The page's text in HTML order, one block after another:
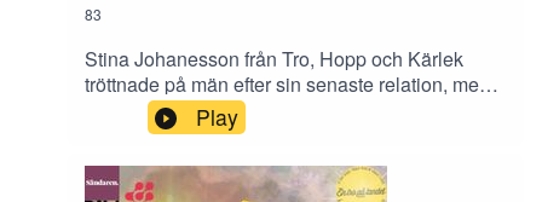
83
Stina Johanesson från Tro, Hopp och Kärlek
tröttnade på män efter sin senaste relation, men
hennes barnlängtan var fortsatt oförsvagad.I
månadens avsnitt tar vi oss ann frågan gällande
barnlängtan och singelskap och möter Stina som
valde att få barn på egen hand utan en man.
Play